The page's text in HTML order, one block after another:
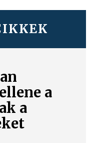
a
a